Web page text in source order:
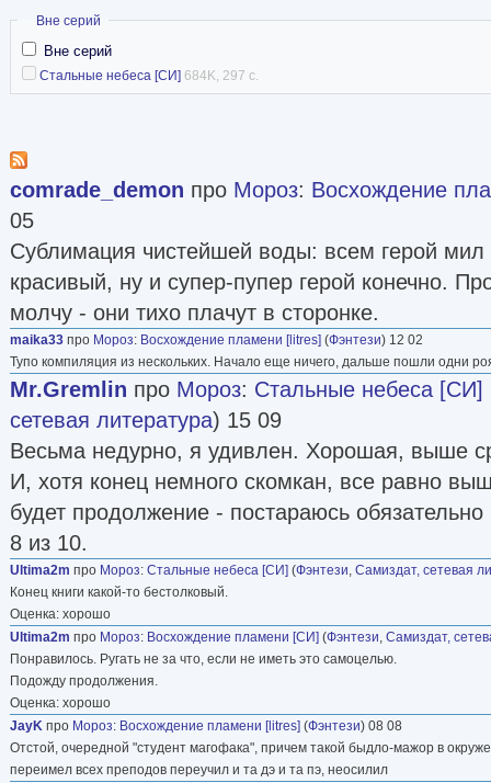
Скрыть
Вне серий
Вне серий
Стальные небеса [СИ] 684K, 297 с.
comrade_demon про Мороз: Восхождение
05
Сублимация чистейшей воды: всем герой
красивый, ну и супер-пупер герой конечно.
молчу - они тихо плачут в сторонке.
maika33 про Мороз: Восхождение пламени [litres] (Фэнтези) 12 02
Тупо компиляция из нескольких. Начало еще ничего, дальше пошли одни
Mr.Gremlin про Мороз: Стальные небеса [СИ]
сетевая литература) 15 09
Весьма недурно, я удивлен. Хорошая, выше
И, хотя конец немного скомкан, все равно
будет продолжение - постараюсь обязательно
8 из 10.
Ultima2m про Мороз: Стальные небеса [СИ] (Фэнтези, Самиздат, сетевая
Конец книги какой-то бестолковый.
Оценка: хорошо
Ultima2m про Мороз: Восхождение пламени [СИ] (Фэнтези, Самиздат,
Понравилось. Ругать не за что, если не иметь это самоцелью.
Подожду продолжения.
Оценка: хорошо
JayK про Мороз: Восхождение пламени [litres] (Фэнтези) 08 08
Отстой, очередной "студент магофака", причем такой быдло-мажор в
переимел всех преподов переучил и та дэ и та пэ, неосилил